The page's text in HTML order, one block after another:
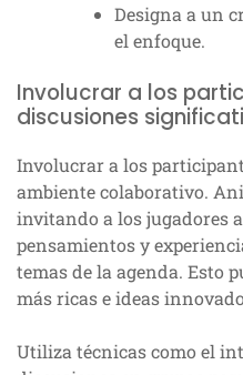
Designa a un
el enfoque.
Involucrar a los
discusiones
Involucrar a los
ambiente colaborativo.
invitando a los jugadores
pensamientos y
temas de la agenda. Esto
más ricas e ideas
Utiliza técnicas como el